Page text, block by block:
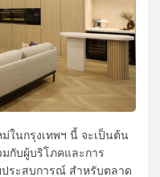
ม่ในกรุงเทพฯ นี้ จะเป็นต้น
กับผู้บริโภคและการ
ระสบการณ์ สำหรับตลาด